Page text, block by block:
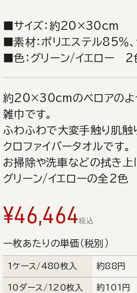
■サイズ：約20×30cm
■素材：ポリエステル85％
■色：グリーン/イエロー 2
約20×30cmのベロアのよ
雑巾です。
ふわふわで大変手触り肌触
クロファイバータオルです。
お掃除や洗車などの拭き上
グリーン/イエローの全2色
¥46,464税込
一枚あたりの単価（税別）
1ケース/480枚入 約88円
10ダース/120枚入 約101円